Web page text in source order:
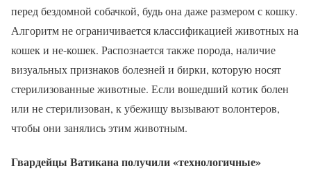
перед бездомной собачкой, будь она даже размером с кошку.
Алгоритм не ограничивается классификацией животных на
кошек и не-кошек. Распознается также порода, наличие
визуальных признаков болезней и бирки, которую носят
стерилизованные животные. Если вошедший котик болен
или не стерилизован, к убежищу вызывают волонтеров,
чтобы они занялись этим животным.
Гвардейцы Ватикана получили «технологичные»